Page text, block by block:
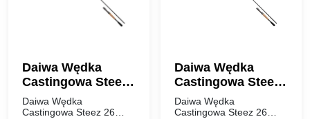
Daiwa Wędka
Castingowa Steez
26 C68M+ SV
Black Jack 203cm
Daiwa Wędka
Castingowa Steez 26
Daiwa Wędka
Castingowa Steez
26 C68ML+ SV BF
SkyRay Powertune
Daiwa Wędka
Castingowa Steez 26